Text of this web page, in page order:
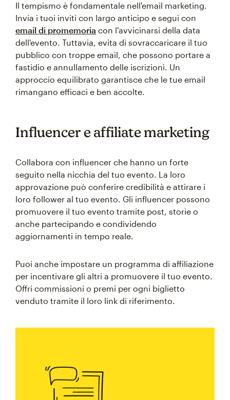
Il tempismo è fondamentale nell'email marketing.
Invia i tuoi inviti con largo anticipo e segui con
email di promemoria con l'avvicinarsi della data
dell'evento. Tuttavia, evita di sovraccaricare il tuo
pubblico con troppe email, che possono portare a
fastidio e annullamento delle iscrizioni. Un
approccio equilibrato garantisce che le tue email
rimangano efficaci e ben accolte.
Influencer e affiliate marketing
Collabora con influencer che hanno un forte
seguito nella nicchia del tuo evento. La loro
approvazione può conferire credibilità e attirare i
loro follower al tuo evento. Gli influencer possono
promuovere il tuo evento tramite post, storie o
anche partecipando e condividendo
aggiornamenti in tempo reale.
Puoi anche impostare un programma di affiliazione
per incentivare gli altri a promuovere il tuo evento.
Offri commissioni o premi per ogni biglietto
venduto tramite il loro link di riferimento.